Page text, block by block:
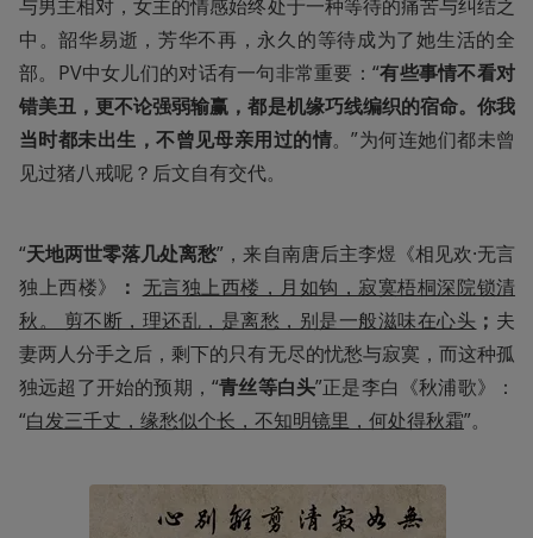
与男主相对，女主的情感始终处于一种等待的痛苦与纠结之
中。韶华易逝，芳华不再，永久的等待成为了她生活的全
部。PV中女儿们的对话有一句非常重要：“有些事情不看对
错美丑，更不论强弱输赢，都是机缘巧线编织的宿命。你我
当时都未出生，不曾见母亲用过的情。”为何连她们都未曾
见过猪八戒呢？后文自有交代。
“天地两世零落几处离愁”，来自南唐后主李煜《相见欢·无言
独上西楼》
： 无言独上西楼，月如钩，寂寞梧桐深院锁清
秋。 剪不断，理还乱，是离愁，别是一般滋味在心头 ； 夫
妻两人分手之后，剩下的只有无尽的忧愁与寂寞，而这种孤
独远超了开始的预期，“青丝等白头”正是李白《秋浦歌》：
“白发三千丈，缘愁似个长，不知明镜里，何处得秋霜”。